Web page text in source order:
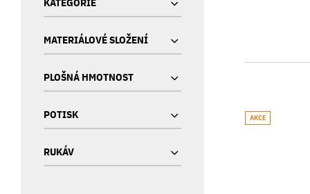
MATERIÁLOVÉ SLOŽENÍ
PLOŠNÁ HMOTNOST
POTISK
RUKÁV
AKCE